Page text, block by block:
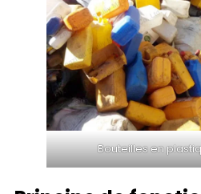
Bouteilles en